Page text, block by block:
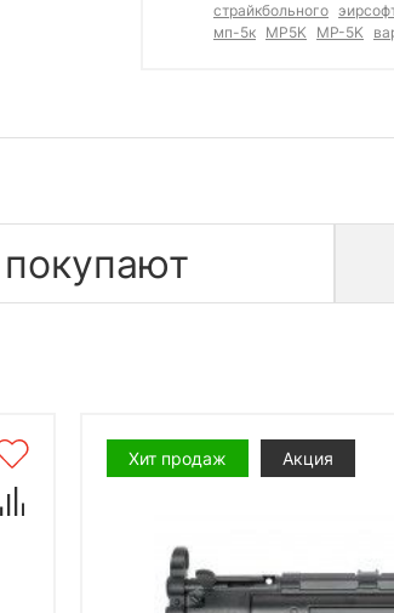
страйкбольного
мп-5к MP5K MP-5K
Хит продаж Акция